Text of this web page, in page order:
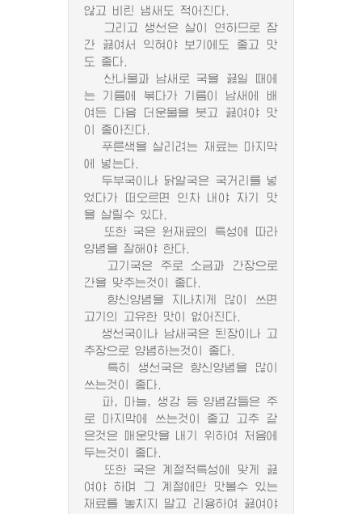
않고 비린 냄새도 적어진다.
그리고 생선은 살이 연하므로 잠
간 끓여서 익혀야 보기에도 좋고 맛
도 좋다.
산나물과 남새로 국을 끓일 때에
는 기름에 볶다가 기름이 남새에 배
여든 다음 더운물을 붓고 끓여야 맛
이 좋아진다.
푸른색을 살리려는 재료는 마지막
에 넣는다.
두부국이나 닭알국은 국거리를 넣
었다가 떠오르면 인차 내야 자기 맛
을 살릴수 있다.
또한 국은 원재료의 특성에 따라
양념을 잘해야 한다.
고기국은 주로 소금과 간장으로
간을 맞추는것이 좋다.
향신양념을 지나치게 많이 쓰면
고기의 고유한 맛이 없어진다.
생선국이나 남새국은 된장이나 고
추장으로 양념하는것이 좋다.
특히 생선국은 향신양념을 많이
쓰는것이 좋다.
파, 마늘, 생강 등 양념감들은 주
로 마지막에 쓰는것이 좋고 고추 같
은것은 매운맛을 내기 위하여 처음에
두는것이 좋다.
또한 국은 계절적특성에 맞게 끓
여야 하며 그 계절에만 맛볼수 있는
재료를 놓치지 말고 리용하여 끓여야